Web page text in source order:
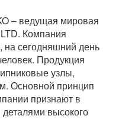
– ведущая мировая
Компания
на сегодняшний день
Продукция
узлы,
Основной принцип
признают в
высокого